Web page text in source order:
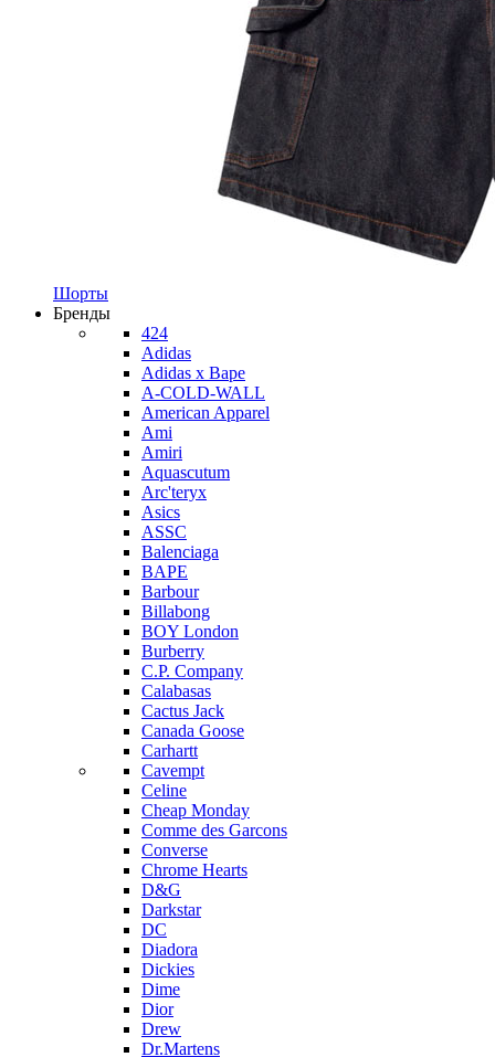
Шорты
Бренды
424
Adidas
Adidas x Bape
A-COLD-WALL
American Apparel
Ami
Amiri
Aquascutum
Arc'teryx
Asics
ASSC
Balenciaga
BAPE
Barbour
Billabong
BOY London
Burberry
C.P. Company
Calabasas
Cactus Jack
Canada Goose
Carhartt
Cavempt
Celine
Cheap Monday
Comme des Garcons
Converse
Chrome Hearts
D&G
Darkstar
DC
Diadora
Dickies
Dime
Dior
Drew
Dr.Martens